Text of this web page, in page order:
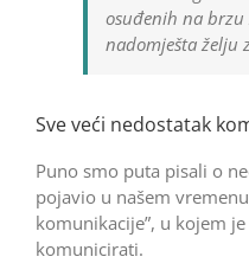
osuđenih na
nadomješta želju
Sve veći nedostatak
Puno smo puta pisali o
pojavio u našem
komunikacije”, u kojem
komunicirati.